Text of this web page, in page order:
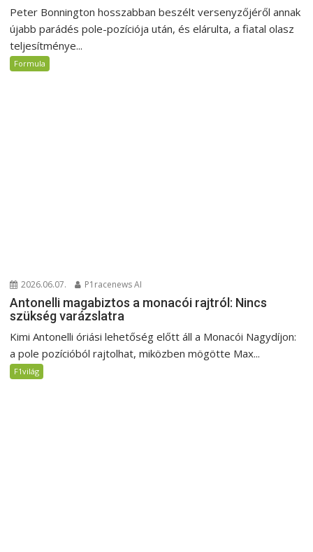
Peter Bonnington hosszabban beszélt versenyzőjéről annak
újabb parádés pole-pozíciója után, és elárulta, a fiatal olasz
teljesítménye...
Formula
2026.06.07. P1racenews AI
Antonelli magabiztos a monacói rajtról: Nincs
szükség varázslatra
Kimi Antonelli óriási lehetőség előtt áll a Monacói Nagydíjon:
a pole pozícióból rajtolhat, miközben mögötte Max...
F1világ